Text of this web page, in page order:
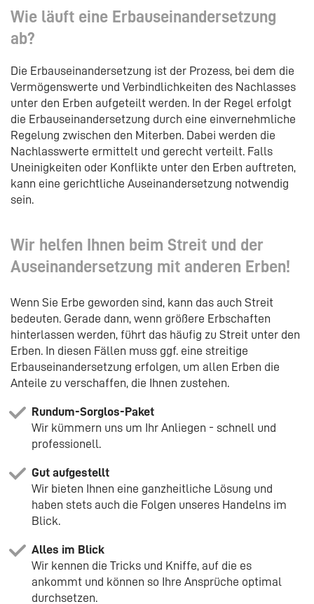
Wie läuft eine Erbauseinandersetzung
ab?
Die Erbauseinandersetzung ist der Prozess, bei dem die
Vermögenswerte und Verbindlichkeiten des Nachlasses
unter den Erben aufgeteilt werden. In der Regel erfolgt
die Erbauseinandersetzung durch eine einvernehmliche
Regelung zwischen den Miterben. Dabei werden die
Nachlasswerte ermittelt und gerecht verteilt. Falls
Uneinigkeiten oder Konflikte unter den Erben auftreten,
kann eine gerichtliche Auseinandersetzung notwendig
sein.
Wir helfen Ihnen beim Streit und der
Auseinandersetzung mit anderen Erben!
Wenn Sie Erbe geworden sind, kann das auch Streit
bedeuten. Gerade dann, wenn größere Erbschaften
hinterlassen werden, führt das häufig zu Streit unter den
Erben. In diesen Fällen muss ggf. eine streitige
Erbauseinandersetzung erfolgen, um allen Erben die
Anteile zu verschaffen, die Ihnen zustehen.
Rundum-Sorglos-Paket
Wir kümmern uns um Ihr Anliegen - schnell und
professionell.
Gut aufgestellt
Wir bieten Ihnen eine ganzheitliche Lösung und
haben stets auch die Folgen unseres Handelns im
Blick.
Alles im Blick
Wir kennen die Tricks und Kniffe, auf die es
ankommt und können so Ihre Ansprüche optimal
durchsetzen.